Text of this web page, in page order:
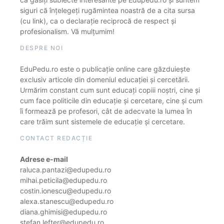
siguri că înțelegeți rugămintea noastră de a cita sursa
(cu link), ca o declarație reciprocă de respect și
profesionalism. Vă mulțumim!
DESPRE NOI
EduPedu.ro este o publicație online care găzduiește
exclusiv articole din domeniul educației și cercetării.
Urmărim constant cum sunt educați copiii noștri, cine și
cum face politicile din educație și cercetare, cine și cum
îi formează pe profesori, cât de adecvate la lumea în
care trăim sunt sistemele de educație și cercetare.
CONTACT REDACȚIE
Adrese e-mail
raluca.pantazi@edupedu.ro
mihai.peticila@edupedu.ro
costin.ionescu@edupedu.ro
alexa.stanescu@edupedu.ro
diana.ghimisi@edupedu.ro